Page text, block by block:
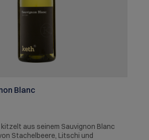
Blanc
aus seinem Sauvignon Blanc
Stachelbeere, Litschi und